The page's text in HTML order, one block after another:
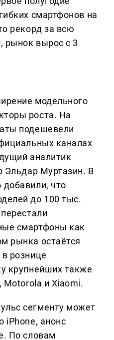
смартфонов на
рекорд за всю
рынок вырос с 3
модельного
роста. На
подешевели
каналах
аналитик
Эльдар Муртазин. В
добавили, что
до 100 тыс.
смартфоны как
рынка остаётся
рознице
крупнейших также
Motorola и Xiaomi.
сегменту может
iPhone, анонс
По словам